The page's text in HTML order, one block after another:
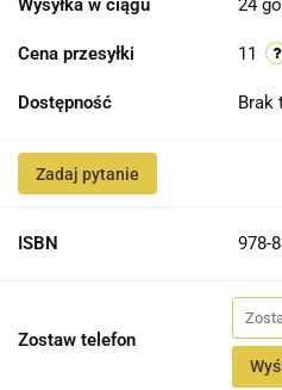
Wysyłka w ciągu 24
Cena przesyłki 11
Dostępność Brak
Zadaj pytanie
ISBN 978-
Zostaw telefon